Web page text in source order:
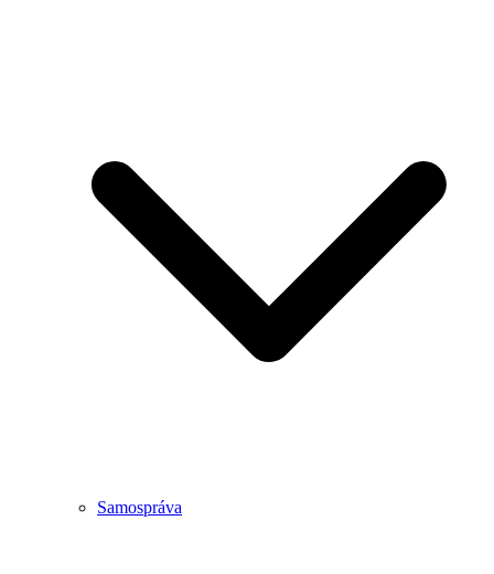
Samospráva